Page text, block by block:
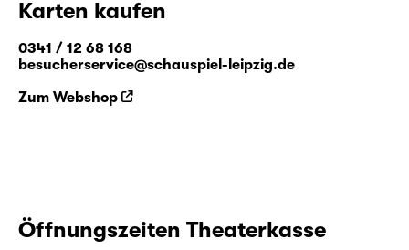
Karten kaufen
0341 / 12 68 168
besucherservice@schauspiel-leipzig.de
Zum Webshop
Öffnungszeiten Theaterkasse